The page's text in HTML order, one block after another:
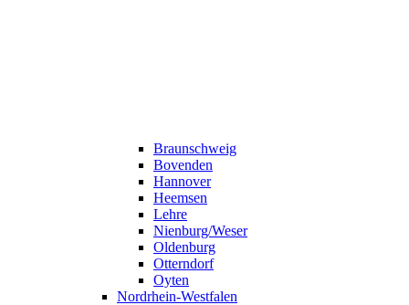
Braunschweig
Bovenden
Hannover
Heemsen
Lehre
Nienburg/Weser
Oldenburg
Otterndorf
Oyten
Nordrhein-Westfalen